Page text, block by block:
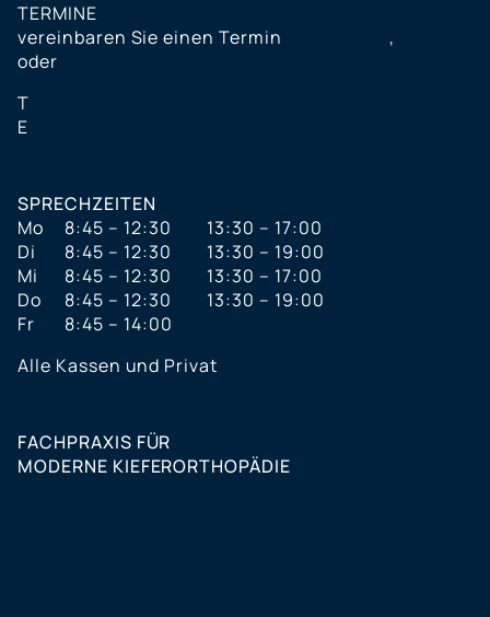
TERMINE
vereinbaren Sie einen Termin
,
oder
T
E
SPRECHZEITEN
Mo
8:45 – 12:30
13:30 – 17:00
Di
8:45 – 12:30
13:30 – 19:00
Mi
8:45 – 12:30
13:30 – 17:00
Do
8:45 – 12:30
13:30 – 19:00
Fr
8:45 – 14:00
Alle Kassen und Privat
FACHPRAXIS FÜR
MODERNE KIEFERORTHOPÄDIE